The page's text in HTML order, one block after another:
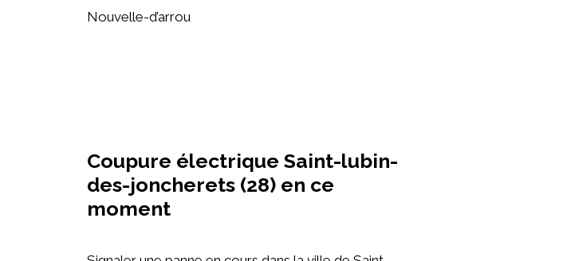
Nouvelle-d’arrou
Coupure électrique Saint-lubin-
des-joncherets (28) en ce
moment